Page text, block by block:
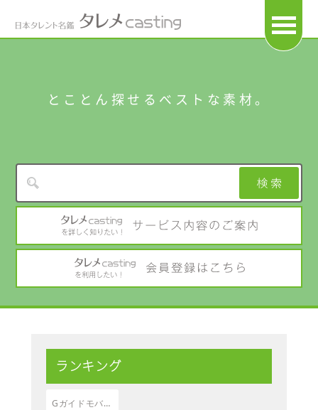
とことん探せるベストな素材。
ランキング
Gガイドモバイル